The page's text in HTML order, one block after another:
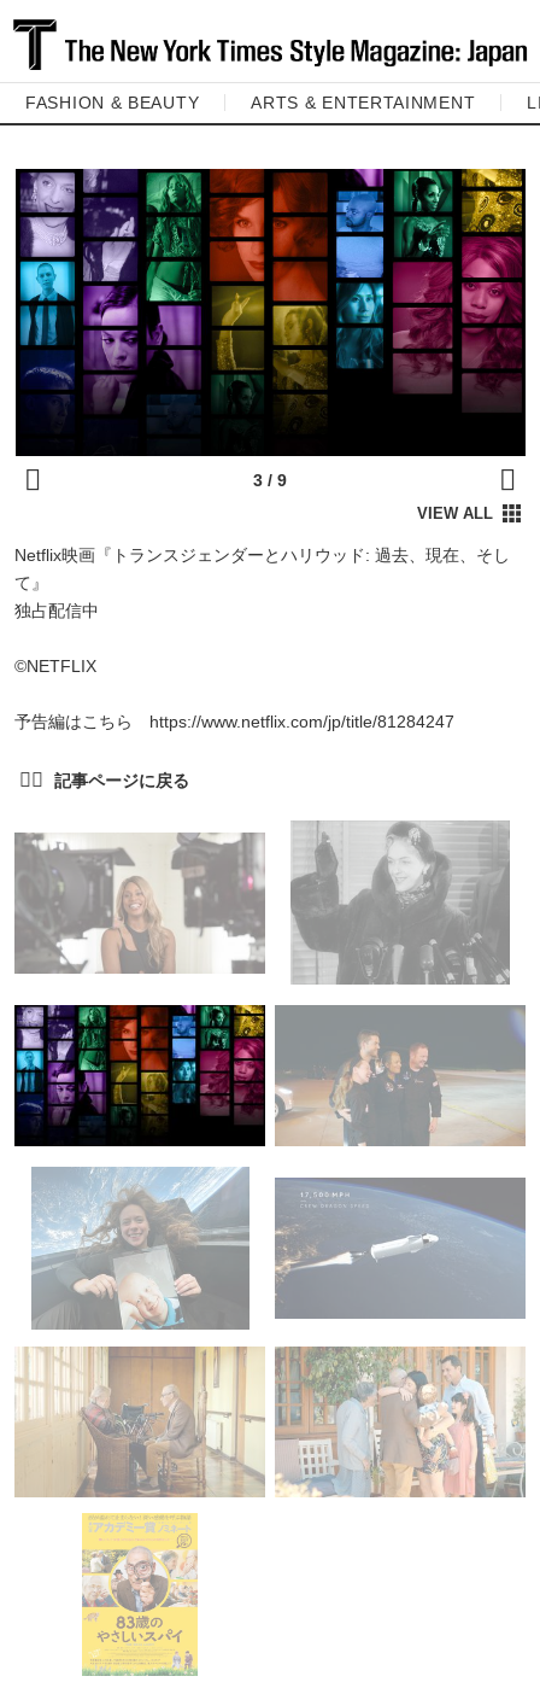
FASHION & BEAUTY ARTS & ENTERTAINMENT
Netflix映画『トランスジェンダーとハリウッド: 過去、現在、そし
て』
独占配信中
©︎NETFLIX
予告編はこちら https://www.netflix.com/jp/title/81284247